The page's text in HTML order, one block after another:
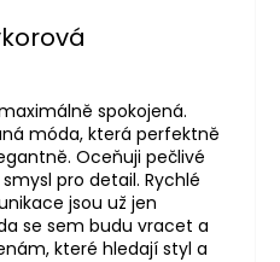
je 5 z 5 hvězdiček.
spokojená.
móda, která perfektně
Oceňuji pečlivé
pro detail. Rychlé
jsou už jen
se sem budu vracet a
které hledají styl a